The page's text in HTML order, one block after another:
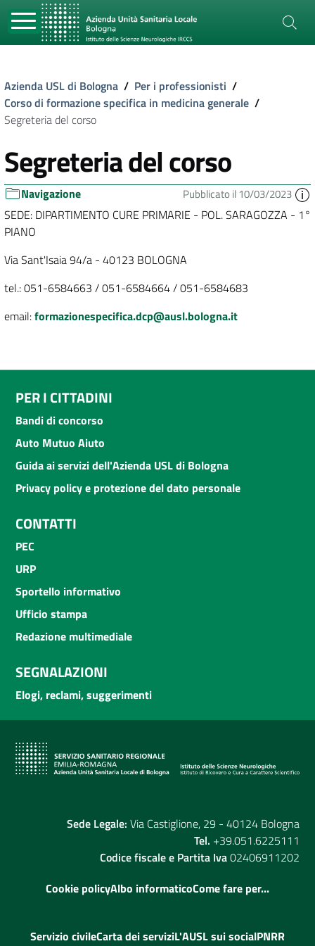
Azienda USL di Bologna / Per i professionisti /
Corso di formazione specifica in medicina generale /
Segreteria del corso
Segreteria del corso
Navigazione Pubblicato il 10/03/2023
SEDE: DIPARTIMENTO CURE PRIMARIE - POL. SARAGOZZA - 1°
PIANO
Via Sant'Isaia 94/a - 40123 BOLOGNA
tel.: 051-6584663 / 051-6584664 / 051-6584683
email:formazionespecifica.dcp@ausl.bologna.it
PER I CITTADINI
Bandi di concorso
Auto Mutuo Aiuto
Guida ai servizi dell'Azienda USL di Bologna
Privacy policy e protezione del dato personale
CONTATTI
PEC
URP
Sportello informativo
Ufficio stampa
Redazione multimediale
SEGNALAZIONI
Elogi, reclami, suggerimenti
Sede Legale: Via Castiglione, 29 - 40124 Bologna
Tel. +39.051.6225111
Codice fiscale e Partita Iva02406911202
Cookie policyAlbo informaticoCome fare per...
Servizio civileCarta dei serviziL'AUSL sui socialPNRR